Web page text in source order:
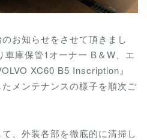
お知らせをさせて頂きまし
車庫保管1オーナー B＆W、エ
XC60 B5 Inscription』
メンテナンスの様子を順次ご
、外装各部を徹底的に清掃し